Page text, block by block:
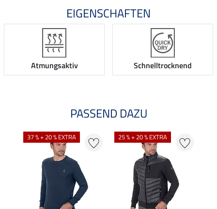
EIGENSCHAFTEN
Atmungsaktiv Schnelltrocknend
PASSEND DAZU
37 % + 20 % EXTRA 25 % + 20 % EXTRA